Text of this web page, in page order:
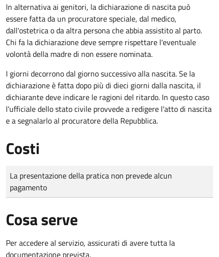
In alternativa ai genitori, la dichiarazione di nascita può
essere fatta da un procuratore speciale, dal medico,
dall'ostetrica o da altra persona che abbia assistito al parto.
Chi fa la dichiarazione deve sempre rispettare l'eventuale
volontà della madre di non essere nominata.
I giorni decorrono dal giorno successivo alla nascita. Se la
dichiarazione è fatta dopo più di dieci giorni dalla nascita, il
dichiarante deve indicare le ragioni del ritardo. In questo caso
l'ufficiale dello stato civile provvede a redigere l'atto di nascita
e a segnalarlo al procuratore della Repubblica.
Costi
Tipo di pagamento
Importo
La presentazione della pratica non prevede alcun
pagamento
Cosa serve
Per accedere al servizio, assicurati di avere tutta la
documentazione prevista.